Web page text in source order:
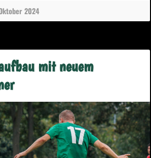
neuer
2024
mit neuem